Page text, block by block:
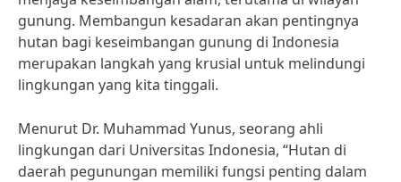
gunung. Membangun kesadaran akan pentingnya
hutan bagi keseimbangan gunung di Indonesia
merupakan langkah yang krusial untuk melindungi
lingkungan yang kita tinggali.
Menurut Dr. Muhammad Yunus, seorang ahli
lingkungan dari Universitas Indonesia, “Hutan di
daerah pegunungan memiliki fungsi penting dalam